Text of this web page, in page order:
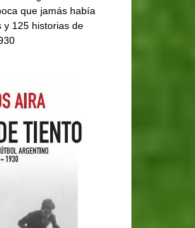
que jamás había
y 125 historias de